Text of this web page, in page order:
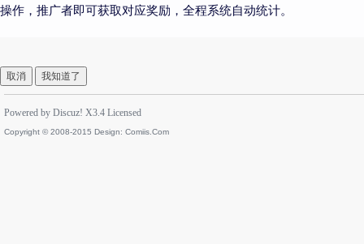
操作，推广者即可获取对应奖励，全程系统自动统计。
取消 我知道了
Powered by Discuz! X3.4 Licensed
Copyright © 2008-2015 Design: Comiis.Com